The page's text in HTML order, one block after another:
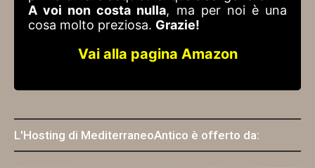
A voi non costa nulla, ma per noi è una
cosa molto preziosa. Grazie!
Vai alla pagina Amazon
L'Hosting di MediterraneoAntico è offerto da: